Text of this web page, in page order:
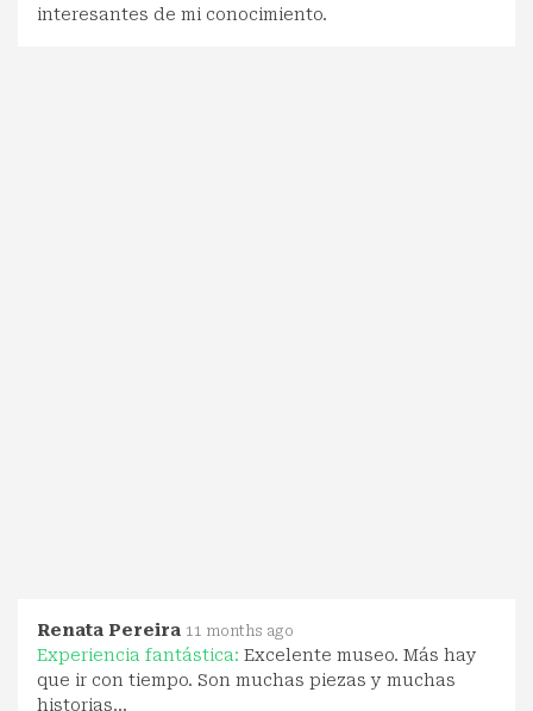
interesantes de mi conocimiento.
Renata Pereira 11 months ago
Experiencia fantástica: Excelente museo. Más hay
que ir con tiempo. Son muchas piezas y muchas
historias...